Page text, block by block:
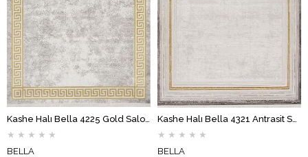
Kashe Halı Bella 4225 Gold Salon Halısı Oturma Odası Halısı Koridor Halısı Mutfak Halısı Modern Makine Halısı
★ ★ ★ ★ ★
BELLA
Kashe Halı Bella 4321 Antrasit Salon Halısı Oturma Odası Halısı Koridor Halısı Mutfak Halısı Modern Makine Halısı
★ ★ ★ ★ ★
BELLA